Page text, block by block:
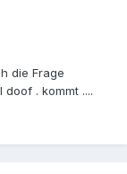
die Frage
. kommt ....